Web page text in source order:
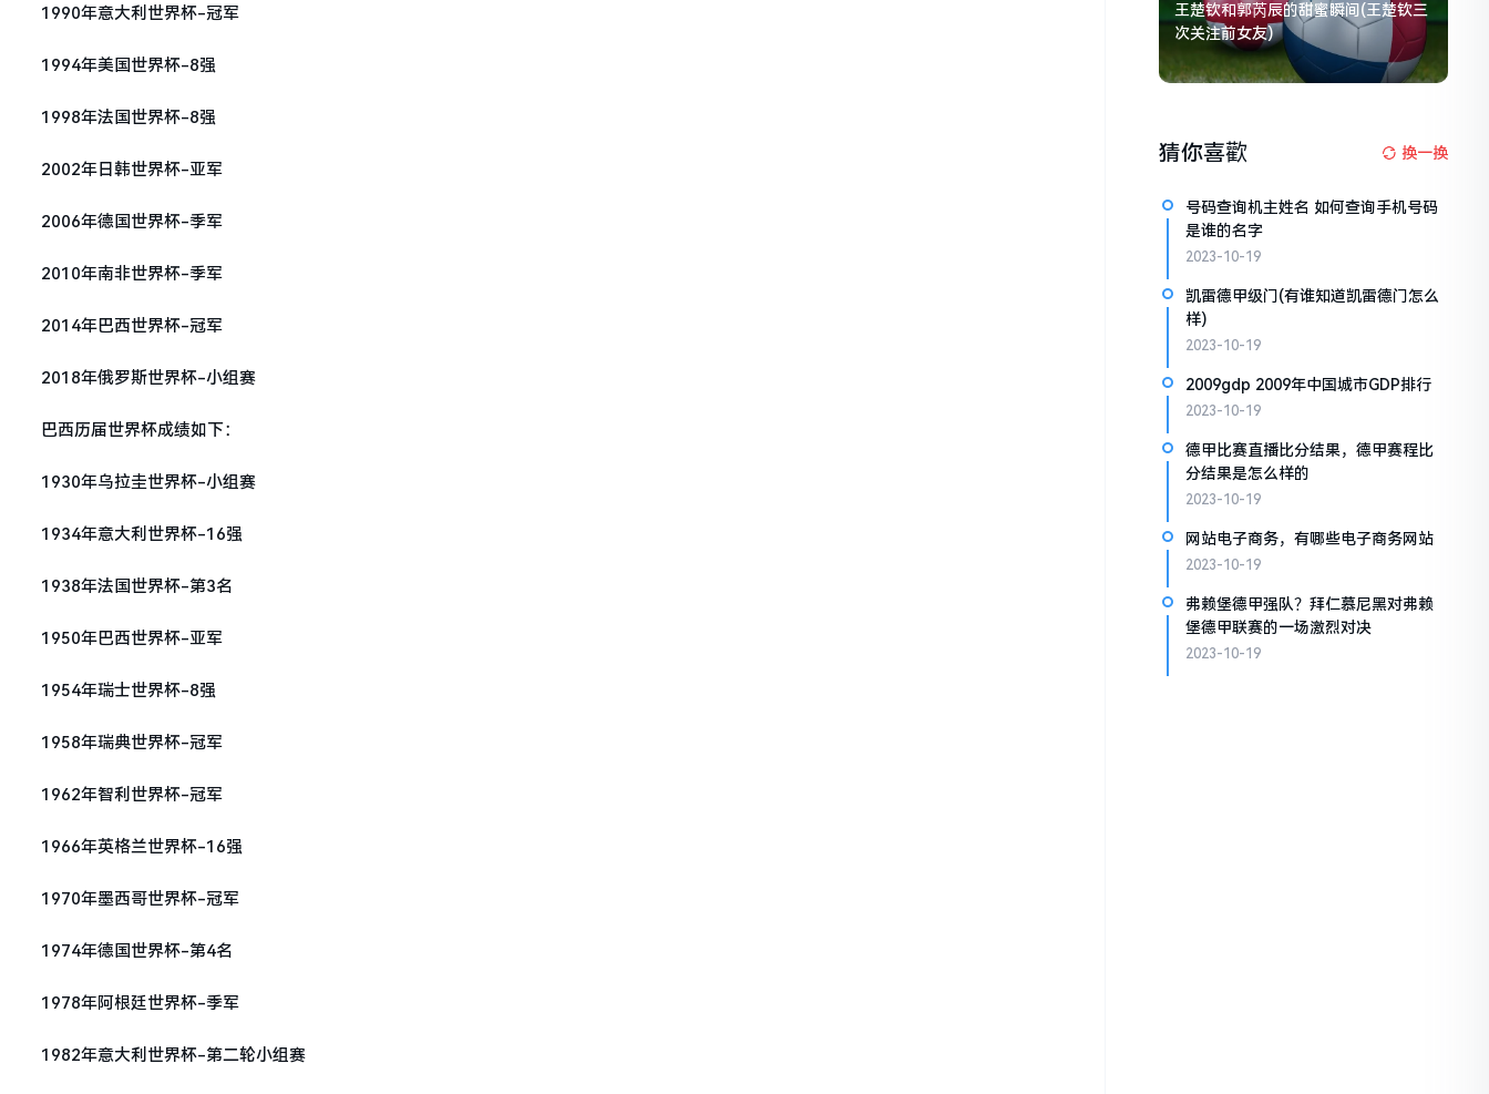
1990年意大利世界杯-冠军
1994年美国世界杯-8强
1998年法国世界杯-8强
2002年日韩世界杯-亚军
2006年德国世界杯-季军
2010年南非世界杯-季军
2014年巴西世界杯-冠军
2018年俄罗斯世界杯-小组赛
巴西历届世界杯成绩如下：
1930年乌拉圭世界杯-小组赛
1934年意大利世界杯-16强
1938年法国世界杯-第3名
1950年巴西世界杯-亚军
1954年瑞士世界杯-8强
1958年瑞典世界杯-冠军
1962年智利世界杯-冠军
1966年英格兰世界杯-16强
1970年墨西哥世界杯-冠军
1974年德国世界杯-第4名
1978年阿根廷世界杯-季军
1982年意大利世界杯-第二轮小组赛
王楚钦和郭芮辰的甜蜜瞬间(王楚钦三
次关注前女友)
猜你喜歡 换一换
号码查询机主姓名 如何查询手机号码
是谁的名字
2023-10-19
凯雷德甲级门(有谁知道凯雷德门怎么
样)
2023-10-19
2009gdp 2009年中国城市GDP排行
2023-10-19
德甲比赛直播比分结果，德甲赛程比
分结果是怎么样的
2023-10-19
网站电子商务，有哪些电子商务网站
2023-10-19
弗赖堡德甲强队？拜仁慕尼黑对弗赖
堡德甲联赛的一场激烈对决
2023-10-19